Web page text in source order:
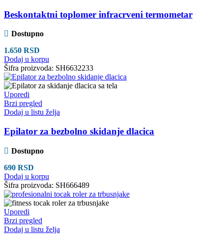
Beskontaktni toplomer infracrveni termometar
Dostupno
1.650 RSD
Dodaj u korpu
Šifra proizvoda: SH6632233
Uporedi
Brzi pregled
Dodaj u listu želja
Epilator za bezbolno skidanje dlacica
Dostupno
690 RSD
Dodaj u korpu
Šifra proizvoda: SH666489
Uporedi
Brzi pregled
Dodaj u listu želja